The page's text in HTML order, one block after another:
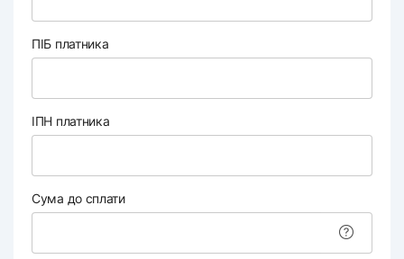
ПІБ платника
ІПН платника
Сума до сплати